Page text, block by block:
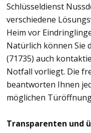
Schlüsseldienst
verschiedene
Heim vor
Natürlich können Sie
(71735) auch
Notfall vorliegt. Die
beantworten Ihnen
möglichen
Transparenten und